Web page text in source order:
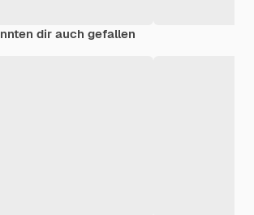
dir auch gefallen